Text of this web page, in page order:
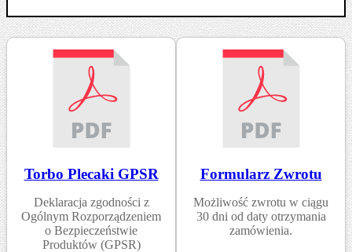
Torbo Plecaki GPSR
Deklaracja zgodności z
Ogólnym Rozporządzeniem
o Bezpieczeństwie
Produktów (GPSR)
Formularz Zwrotu
Możliwość zwrotu w ciągu
30 dni od daty otrzymania
zamówienia.